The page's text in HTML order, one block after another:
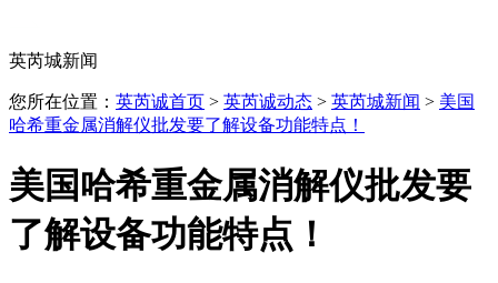
英芮城新闻
您所在位置： 英芮诚首页 > 英芮诚动态 > 英芮城新闻 > 美国
哈希重金属消解仪批发要了解设备功能特点！
美国哈希重金属消解仪批发要
了解设备功能特点！